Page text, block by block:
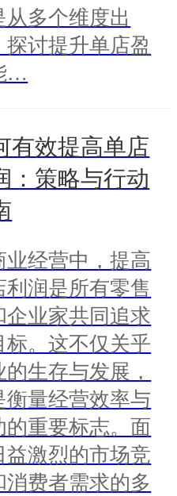
从多个维度出
探讨提升单店盈
…
有效提高单店
：策略与行动
业经营中，提高
利润是所有零售
企业家共同追求
标。这不仅关乎
的生存与发展，
衡量经营效率与
的重要标志。面
益激烈的市场竞
消费者需求的多